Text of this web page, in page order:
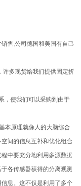
售,公司德国和美国有自己
许多现货给我们提供固定折
，使我们可以采购到由于
本原理就像人的大脑综合
间的信息互补和优化组合
中要充分地利用多源数据
各传感器获得的分离观测
息。这不仅是利用了多个